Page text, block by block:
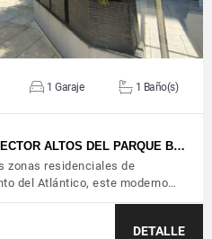
1 Garaje 1 Baño(s)
ALTOS DEL PARQUE B…
zonas residenciales de
del Atlántico, este moderno…
DETALLE